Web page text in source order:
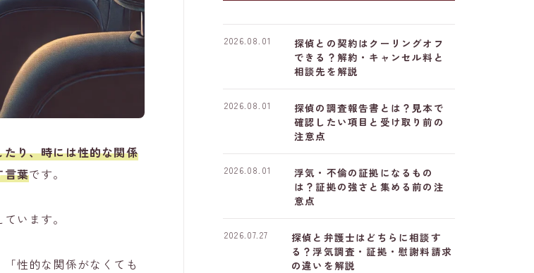
り、時には性的な関係
言葉です。
います。
性的な関係がなくても
探偵との契約はクーリングオフ
できる？解約・キャンセル料と
相談先を解説
2026.08.01
探偵の調査報告書とは？見本で
確認したい項目と受け取り前の
注意点
2026.08.01
浮気・不倫の証拠になるもの
は？証拠の強さと集める前の注
意点
2026.08.01
探偵と弁護士はどちらに相談す
る？浮気調査・証拠・慰謝料請求
の違いを解説
2026.07.27